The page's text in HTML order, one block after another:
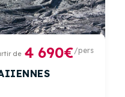
de 4 690€/pers